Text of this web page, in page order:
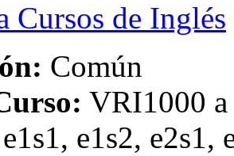
Cursos de Inglés
Común
VRI1000
e1s2,